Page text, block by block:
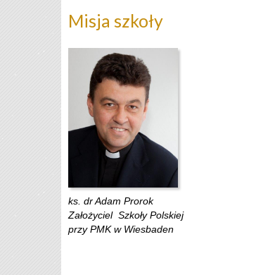
Misja szkoły
ks. dr Adam Prorok
Założyciel Szkoły Polskiej
przy PMK w Wiesbaden